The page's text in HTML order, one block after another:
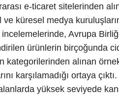
e-ticaret sitelerinden
küresel medya
incelemelerinde, Avrupa
ürünlerin birçoğunda
kategorilerinden alınan
karşılamadığı ortaya
yüksek seviyede